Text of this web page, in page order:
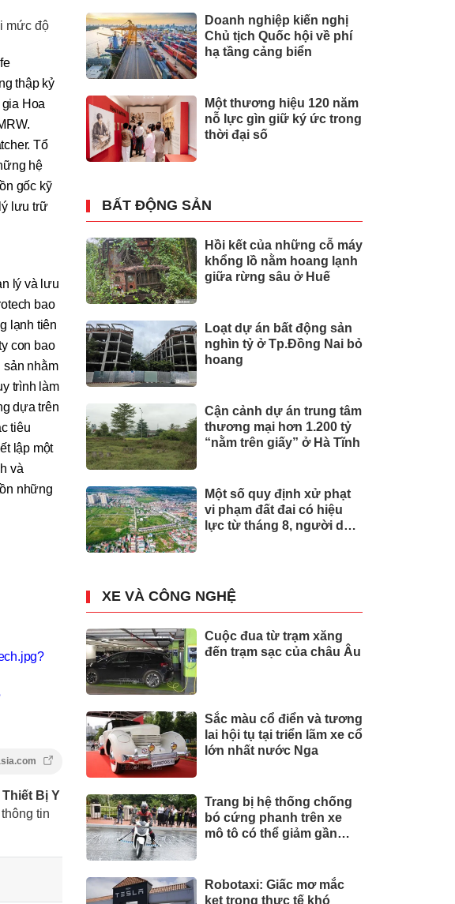
mức độ
thập kỷ
Hoa
Tổ
hệ
gốc kỹ
lưu trữ
lý và lưu
bao
lạnh tiên
con bao
sản nhằm
trình làm
dựa trên
tiêu
lập một
và
những
Bị Y
tin
Doanh nghiệp kiến nghị
Chủ tịch Quốc hội về phí
hạ tầng cảng biển
Một thương hiệu 120 năm
nỗ lực gìn giữ ký ức trong
thời đại số
BẤT ĐỘNG SẢN
Hồi kết của những cỗ máy
khổng lồ nằm hoang lạnh
giữa rừng sâu ở Huế
Loạt dự án bất động sản
nghìn tỷ ở Tp.Đồng Nai bỏ
hoang
Cận cảnh dự án trung tâm
thương mại hơn 1.200 tỷ
“nằm trên giấy” ở Hà Tĩnh
Một số quy định xử phạt
vi phạm đất đai có hiệu
lực từ tháng 8, người dân
XE VÀ CÔNG NGHỆ
Cuộc đua từ trạm xăng
đến trạm sạc của châu Âu
Sắc màu cổ điển và tương
lai hội tụ tại triển lãm xe cổ
lớn nhất nước Nga
Trang bị hệ thống chống
bó cứng phanh trên xe
mô tô có thể giảm gần
Robotaxi: Giấc mơ mắc
kẹt trong thực tế khó